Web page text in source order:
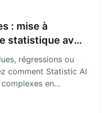
: mise à
statistique avec
régressions ou
comment Statistic AI
en